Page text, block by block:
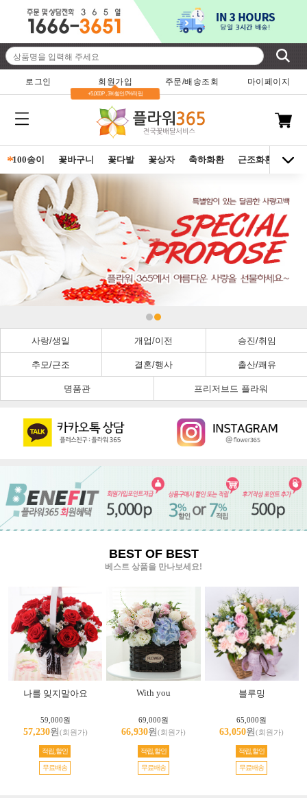
로그인 회원가입
+5,000P , 3%할인/7%적립
주문/배송조회 마이페이지
*100송이 꽃바구니 꽃다발 꽃상자 축하화환 근조화환 동양
사랑/생일 개업/이전 승진/취임
추모/근조 결혼/행사 출산/쾌유
명품관 프리저브드 플라워
BEST OF BEST
베스트 상품을 만나보세요!
나를 잊지말아요
59,000원
57,230원(회원가)
적립,할인
무료배송
With you
69,000원
66,930원(회원가)
적립,할인
무료배송
블루밍
65,000원
63,050원(회원가)
적립,할인
무료배송